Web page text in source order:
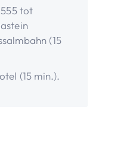
tot
(15
(15 min.).